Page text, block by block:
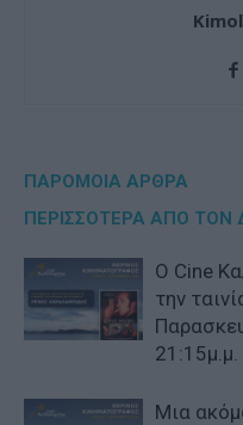
ΠΑΡΟΜΟΙΑ ΑΡΘΡΑ
ΠΕΡΙΣΣΟΤΕΡΑ ΑΠΟ ΤΟΝ
Ο Cine
την
21:15μ.μ.
Μια